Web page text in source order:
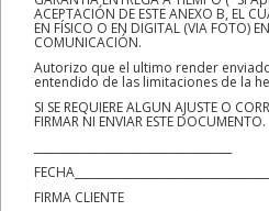
ACEPTACIÓN DE ESTE ANEXO B, EL
EN FÍSICO O EN DIGITAL (VIA FOTO)
COMUNICACIÓN.
Autorizo que el ultimo render
entendido de las limitaciones de la
SI SE REQUIERE ALGUN AJUSTE O
FIRMAR NI ENVIAR ESTE DOCUMENTO.
FECHA____________________________________
FIRMA CLIENTE